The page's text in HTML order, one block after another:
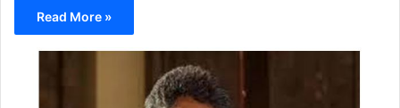
Read More »